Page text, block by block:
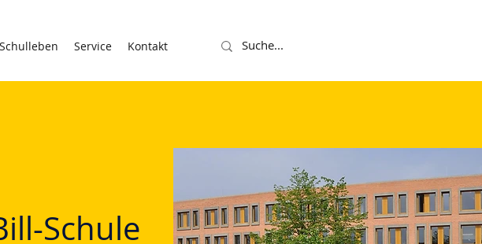
Schulleben Service Kontakt
Schule